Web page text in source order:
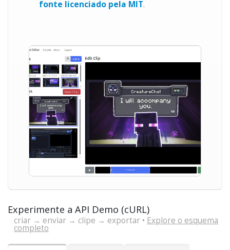
fonte licenciado pela MIT.
Experimente a API Demo (cURL)
criar → enviar → clipe → exportar • Explore o esquema
completo